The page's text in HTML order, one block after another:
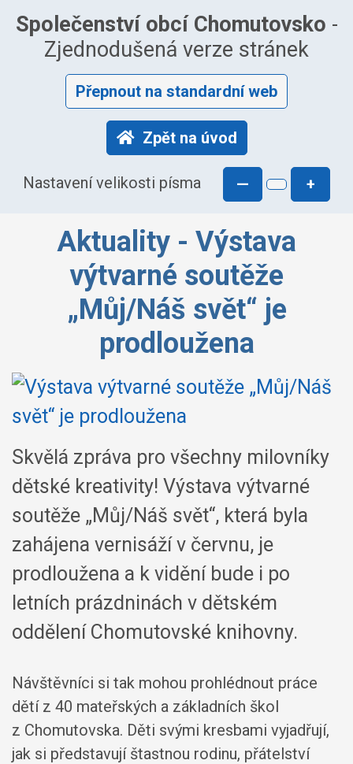
Společenství obcí Chomutovsko -
Zjednodušená verze stránek
Přepnout na standardní web
Zpět na úvod
Nastavení velikosti písma — +
Aktuality - Výstava
výtvarné soutěže
„Můj/Náš svět“ je
prodloužena
Skvělá zpráva pro všechny milovníky
dětské kreativity! Výstava výtvarné
soutěže „Můj/Náš svět“, která byla
zahájena vernisáží v červnu, je
prodloužena a k vidění bude i po
letních prázdninách v dětském
oddělení Chomutovské knihovny.
Návštěvníci si tak mohou prohlédnout práce
dětí z 40 mateřských a základních škol
z Chomutovska. Děti svými kresbami vyjadřují,
jak si představují štastnou rodinu, přátelství